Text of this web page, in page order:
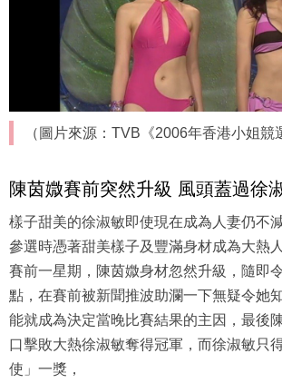
（圖片來源：TVB《2006年香港小姐競
陳茵媺賽前突然升級 風頭蓋過徐
樣子甜美的徐淑敏即使現在成為人妻仍不
參選時憑著甜美樣子及豐滿身材成為大熱
賽前一星期，陳茵媺身材忽然升級，隨即
點，在賽前被新聞推波助瀾一下無疑令她
能就成為決定當晚比賽結果的主因，最後
口擊敗大熱徐淑敏奪得冠軍，而徐淑敏只
使」一獎，